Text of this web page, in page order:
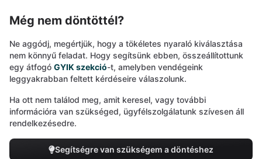
Még nem döntöttél?
Ne aggódj, megértjük, hogy a tökéletes nyaraló kiválasztása
nem könnyű feladat. Hogy segítsünk ebben, összeállítottunk
egy átfogó GYIK szekció-t, amelyben vendégeink
leggyakrabban feltett kérdéseire válaszolunk.
Ha ott nem találod meg, amit keresel, vagy további
információra van szükséged, ügyfélszolgálatunk szívesen áll
rendelkezésedre.
Segítségre van szükségem a döntéshez